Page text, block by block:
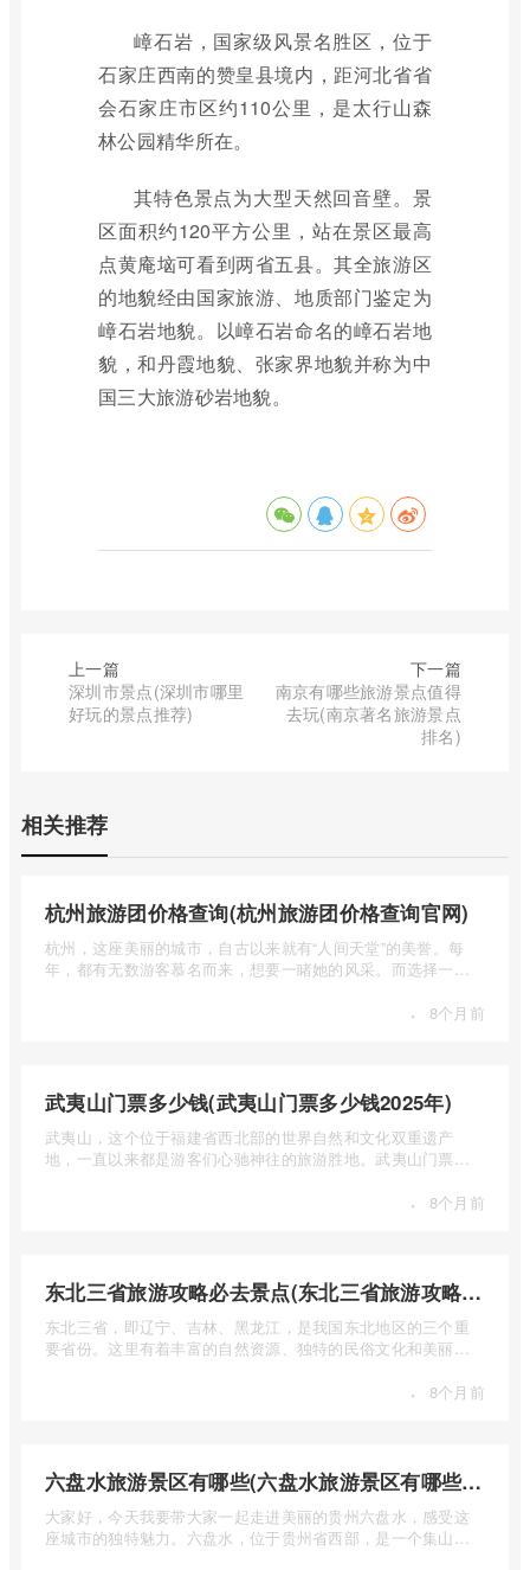
嶂石岩，国家级风景名胜区，位于
石家庄西南的赞皇县境内，距河北省省
会石家庄市区约110公里，是太行山森
林公园精华所在。
其特色景点为大型天然回音壁。景
区面积约120平方公里，站在景区最高
点黄庵垴可看到两省五县。其全旅游区
的地貌经由国家旅游、地质部门鉴定为
嶂石岩地貌。以嶂石岩命名的嶂石岩地
貌，和丹霞地貌、张家界地貌并称为中
国三大旅游砂岩地貌。
上一篇
深圳市景点(深圳市哪里
好玩的景点推荐)
下一篇
南京有哪些旅游景点值得
去玩(南京著名旅游景点
排名)
相关推荐
杭州旅游团价格查询(杭州旅游团价格查询官网)
杭州，这座美丽的城市，自古以来就有“人间天堂”的美誉。每
年，都有无数游客慕名而来，想要一睹她的风采。而选择一个
· 8个月前
武夷山门票多少钱(武夷山门票多少钱2025年)
武夷山，这个位于福建省西北部的世界自然和文化双重遗产
地，一直以来都是游客们心驰神往的旅游胜地。武夷山门票多
· 8个月前
东北三省旅游攻略必去景点(东北三省旅游攻略必去景点视频介绍)
东北三省，即辽宁、吉林、黑龙江，是我国东北地区的三个重
要省份。这里有着丰富的自然资源、独特的民俗文化和美丽的
· 8个月前
六盘水旅游景区有哪些(六盘水旅游景区有哪些景点值得去)
大家好，今天我要带大家一起走进美丽的贵州六盘水，感受这
座城市的独特魅力。六盘水，位于贵州省西部，是一个集山水